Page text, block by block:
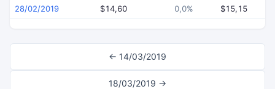
28/02/2019 $14,60 0,0% $15,15
← 14/03/2019
18/03/2019 →